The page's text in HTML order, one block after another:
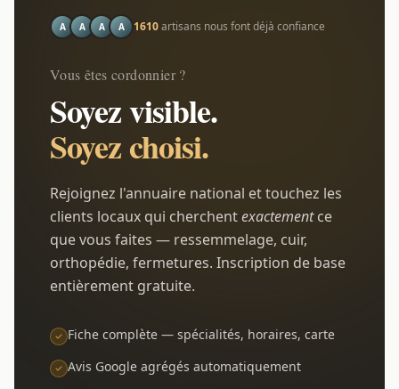
A A A A 1610artisans nous font déjà confiance
Vous êtes cordonnier ?
Soyez visible.
Soyez choisi.
Rejoignez l'annuaire national et touchez les
clients locaux qui cherchentexactementce
que vous faites — ressemmelage, cuir,
orthopédie, fermetures. Inscription de base
entièrement gratuite.
Fiche complète — spécialités, horaires, carte
Avis Google agrégés automatiquement